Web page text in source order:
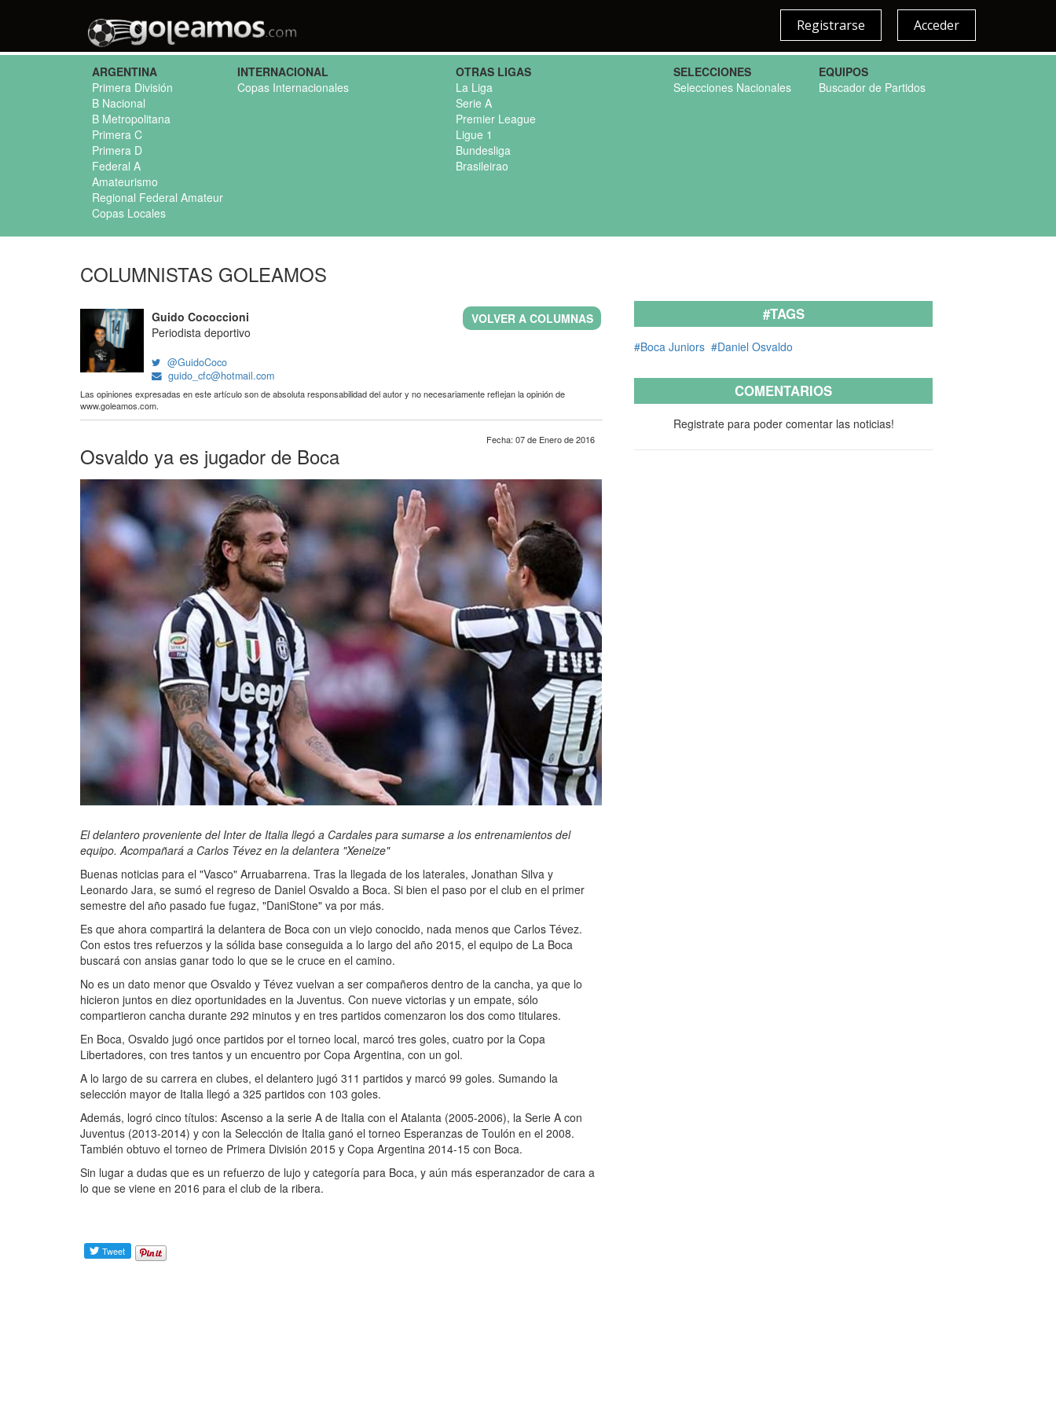
Acceder
Registrarse
ARGENTINA
Primera División
B Nacional
B Metropolitana
Primera C
Primera D
Federal A
Amateurismo
Regional Federal Amateur
Copas Locales
INTERNACIONAL
Copas Internacionales
OTRAS LIGAS
La Liga
Serie A
Premier League
Ligue 1
Bundesliga
Brasileirao
SELECCIONES
Selecciones Nacionales
EQUIPOS
Buscador de Partidos
COLUMNISTAS GOLEAMOS
Guido Cococcioni
Periodista deportivo
@GuidoCoco
guido_cfc@hotmail.com
VOLVER A COLUMNAS
Las opiniones expresadas en este artículo son de absoluta responsabilidad del autor y no necesariamente reflejan la opinión de
www.goleamos.com.
Fecha: 07 de Enero de 2016
Osvaldo ya es jugador de Boca
El delantero proveniente del Inter de Italia llegó a Cardales para sumarse a los entrenamientos del
equipo. Acompañará a Carlos Tévez en la delantera "Xeneize"
Buenas noticias para el "Vasco" Arruabarrena. Tras la llegada de los laterales, Jonathan Silva y
Leonardo Jara, se sumó el regreso de Daniel Osvaldo a Boca. Si bien el paso por el club en el primer
semestre del año pasado fue fugaz, "DaniStone" va por más.
Es que ahora compartirá la delantera de Boca con un viejo conocido, nada menos que Carlos Tévez.
Con estos tres refuerzos y la sólida base conseguida a lo largo del año 2015, el equipo de La Boca
buscará con ansias ganar todo lo que se le cruce en el camino.
No es un dato menor que Osvaldo y Tévez vuelvan a ser compañeros dentro de la cancha, ya que lo
hicieron juntos en diez oportunidades en la Juventus. Con nueve victorias y un empate, sólo
compartieron cancha durante 292 minutos y en tres partidos comenzaron los dos como titulares.
En Boca, Osvaldo jugó once partidos por el torneo local, marcó tres goles, cuatro por la Copa
Libertadores, con tres tantos y un encuentro por Copa Argentina, con un gol.
A lo largo de su carrera en clubes, el delantero jugó 311 partidos y marcó 99 goles. Sumando la
selección mayor de Italia llegó a 325 partidos con 103 goles.
Además, logró cinco títulos: Ascenso a la serie A de Italia con el Atalanta (2005-2006), la Serie A con
Juventus (2013-2014) y con la Selección de Italia ganó el torneo Esperanzas de Toulón en el 2008.
También obtuvo el torneo de Primera División 2015 y Copa Argentina 2014-15 con Boca.
Sin lugar a dudas que es un refuerzo de lujo y categoría para Boca, y aún más esperanzador de cara a
lo que se viene en 2016 para el club de la ribera.
#TAGS
#Boca Juniors #Daniel Osvaldo
COMENTARIOS
Registrate para poder comentar las noticias!